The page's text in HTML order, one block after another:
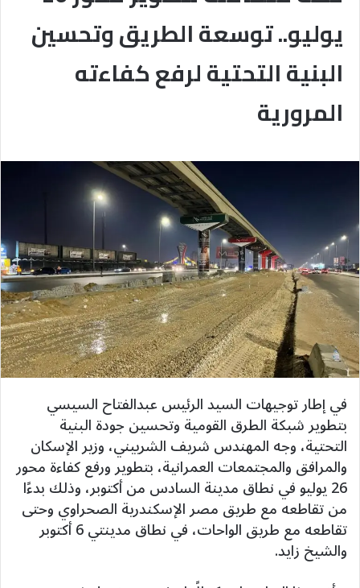
يوليو.. توسعة الطريق وتحسين
البنية التحتية لرفع كفاءته
المرورية
في إطار توجيهات السيد الرئيس عبدالفتاح السيسي
بتطوير شبكة الطرق القومية وتحسين جودة البنية
التحتية، وجه المهندس شريف الشربيني، وزير الإسكان
والمرافق والمجتمعات العمرانية، بتطوير ورفع كفاءة محور
26 يوليو في نطاق مدينة السادس من أكتوبر، وذلك بدءًا
من تقاطعه مع طريق مصر الإسكندرية الصحراوي وحتى
تقاطعه مع طريق الواحات، في نطاق مدينتي 6 أكتوبر
والشيخ زايد.